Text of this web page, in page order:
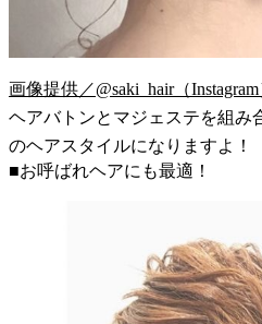
画像提供／@saki_hair（Instagram
ヘアバトンとマジェステを組み
のヘアスタイルになりますよ！
■お呼ばれヘアにも最適！